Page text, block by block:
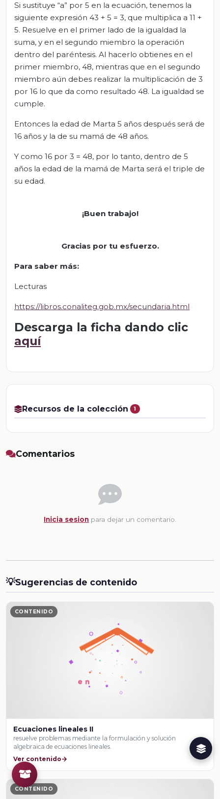
Si sustituye “a” por 5 en la ecuación, tenemos la
siguiente expresión 43 + 5 = 3, que multiplica a 11 +
5. Resuelve en el primer lado de la igualdad la
suma, y en el segundo miembro la operación
dentro del paréntesis. Al hacerlo obtienes en el
primer miembro, 48, mientras que en el segundo
miembro aún debes realizar la multiplicación de 3
por 16 lo que da como resultado 48. La igualdad se
cumple.
Entonces la edad de Marta 5 años después será de
16 años y la de su mamá de 48 años.
Y como 16 por 3 = 48, por lo tanto, dentro de 5
años la edad de la mamá de Marta será el triple de
su edad.
¡Buen trabajo!
Gracias por tu esfuerzo.
Para saber más:
Lecturas
https://libros.conaliteg.gob.mx/secundaria.html
Descarga la ficha dando clic
aquí
Recursos de la colección 1
Comentarios
Inicia sesion para dejar un comentario.
💡Sugerencias de contenido
CONTENIDO
Ecuaciones lineales II
resuelve problemas mediante la formulación y solución
algebraica de ecuaciones lineales.
Ver contenido
CONTENIDO